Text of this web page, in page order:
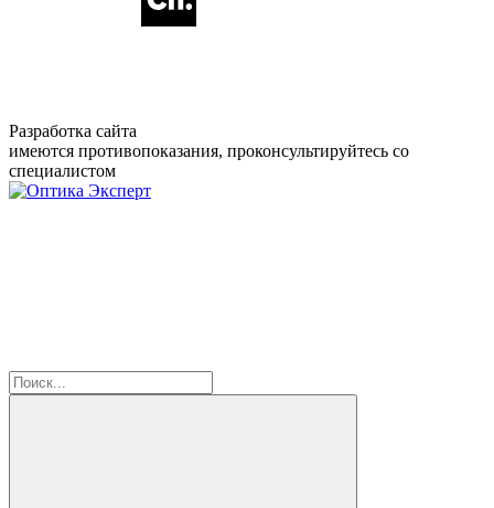
Разработка сайта
имеются противопоказания, проконсультируйтесь со
специалистом